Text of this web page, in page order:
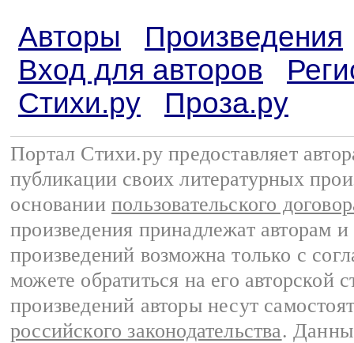
Авторы
Произведения
Вход для авторов
Стихи.ру
Проза.ру
Портал Стихи.ру предоставляет
публикации своих литературных
основании пользовательского
произведения принадлежат авторам
произведений возможна только с
можете обратиться на его авторской
произведений авторы несут
российского законодательства.